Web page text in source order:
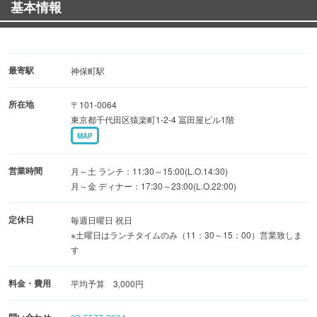
基本情報
最寄駅 神保町駅
所在地
〒101-0064
東京都千代田区猿楽町1-2-4 冨田屋ビル1階
MAP
営業時間
月～土 ランチ：11:30～15:00(L.O.14:30)
月～金 ディナー：17:30～23:00(L.O.22:00)
定休日
毎週日曜日 祝日
※土曜日はランチタイムのみ（11：30～15：00）営業致しま
す
料金・費用 平均予算 3,000円